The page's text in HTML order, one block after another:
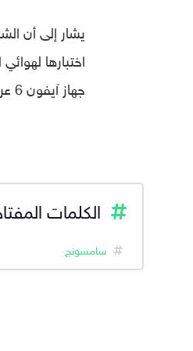
يشار إلى أن
جهاز آيفون 6 عرضة للانحناء.
الكلمات
سامسونج